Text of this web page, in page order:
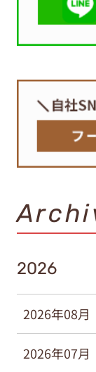
2026
2026年08月
2026年07月